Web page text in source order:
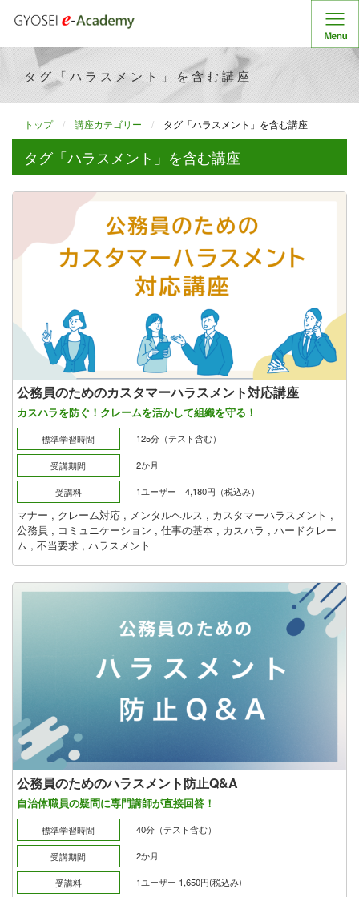
タグ「ハラスメント」を含む講座
トップ 講座カテゴリー タグ「ハラスメント」を含む講座
タグ「ハラスメント」を含む講座
公務員のためのカスタマーハラスメント対応講座
カスハラを防ぐ！クレームを活かして組織を守る！
標準学習時間 125分（テスト含む）
受講期間 2か月
受講料 1ユーザー 4,180円（税込み）
マナー , クレーム対応 , メンタルヘルス , カスタマーハラスメント ,
公務員 , コミュニケーション , 仕事の基本 , カスハラ , ハードクレー
ム , 不当要求 , ハラスメント
公務員のためのハラスメント防止Q&A
自治体職員の疑問に専門講師が直接回答！
標準学習時間 40分（テスト含む）
受講期間 2か月
受講料 1ユーザー 1,650円(税込み)